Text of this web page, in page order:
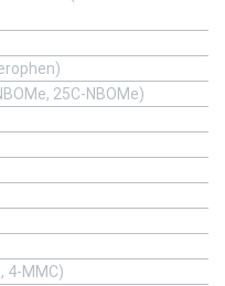
25C-NBOMe)
4-MMC)